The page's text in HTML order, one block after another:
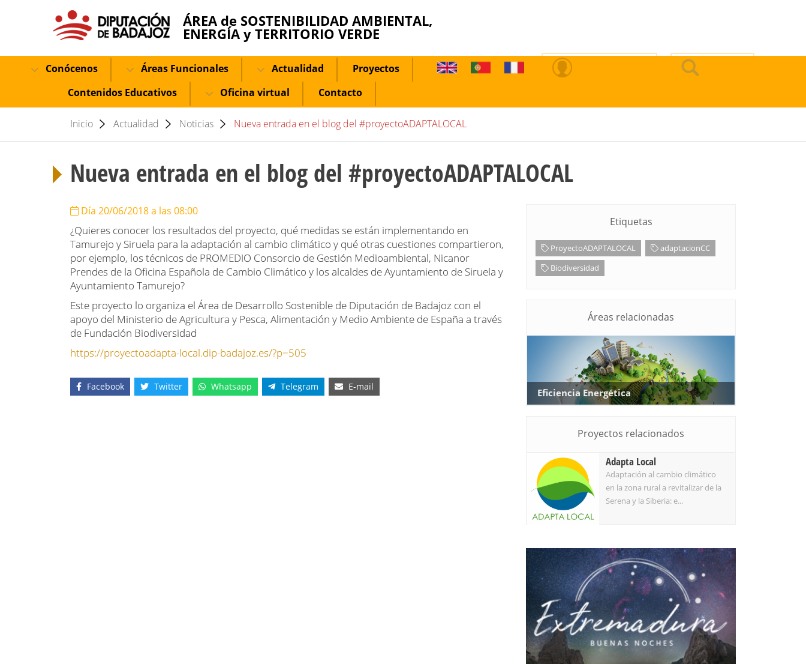
ÁREA de SOSTENIBILIDAD AMBIENTAL,
ENERGÍA y TERRITORIO VERDE
Conócenos Áreas Funcionales Actualidad
Proyectos
Contenidos Educativos
Oficina virtual Contacto
Inicio Actualidad Noticias Nueva entrada en el blog del #proyectoADAPTALOCAL
Nueva entrada en el blog del #proyectoADAPTALOCAL
Día 20/06/2018 a las 08:00
¿Quieres conocer los resultados del proyecto, qué medidas se están implementando en
Tamurejo y Siruela para la adaptación al cambio climático y qué otras cuestiones compartieron,
por ejemplo, los técnicos de PROMEDIO Consorcio de Gestión Medioambiental, Nicanor
Prendes de la Oficina Española de Cambio Climático y los alcaldes de Ayuntamiento de Siruela y
Ayuntamiento Tamurejo?
Este proyecto lo organiza el Área de Desarrollo Sostenible de Diputación de Badajoz con el
apoyo del Ministerio de Agricultura y Pesca, Alimentación y Medio Ambiente de España a través
de Fundación Biodiversidad
https://proyectoadapta-local.dip-badajoz.es/?p=505
Facebook Twitter Whatsapp Telegram E-mail
Etiquetas
ProyectoADAPTALOCAL
adaptacionCC
Biodiversidad
Áreas relacionadas
Eficiencia Energética
Proyectos relacionados
Adapta Local
Adaptación al cambio climático
en la zona rural a revitalizar de la
Serena y la Siberia: e...